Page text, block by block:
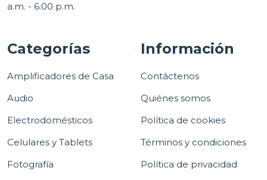
a.m. - 6:00 p.m.
Categorías
Amplificadores de Casa
Audio
Electrodomésticos
Celulares y Tablets
Fotografía
Información
Contáctenos
Quiénes somos
Política de cookies
Términos y condiciones
Política de privacidad